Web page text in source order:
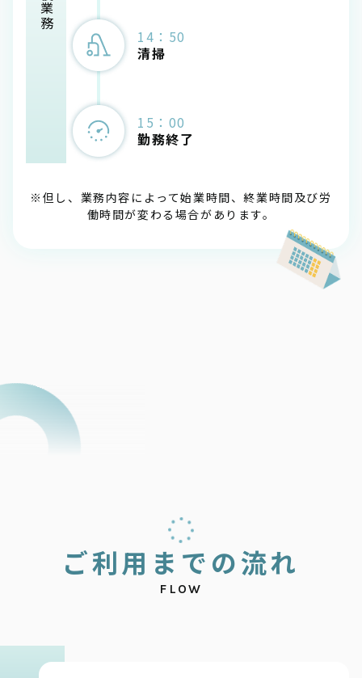
14：50
清掃
15：00
勤務終了
※但し、業務内容によって始業時間、終業時間及び労
働時間が変わる場合があります。
ご利用 ま での流れ
FLOW